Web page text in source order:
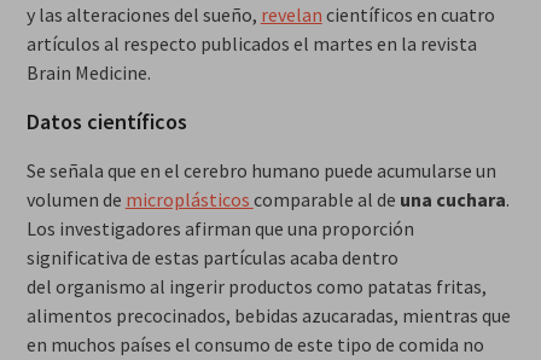
y las alteraciones del sueño, revelan científicos en cuatro
artículos al respecto publicados el martes en la revista
Brain Medicine.
Datos científicos
Se señala que en el cerebro humano puede acumularse un
volumen de microplásticos comparable al de una cuchara.
Los investigadores afirman que una proporción
significativa de estas partículas acaba dentro
del organismo al ingerir productos como patatas fritas,
alimentos precocinados, bebidas azucaradas, mientras que
en muchos países el consumo de este tipo de comida no